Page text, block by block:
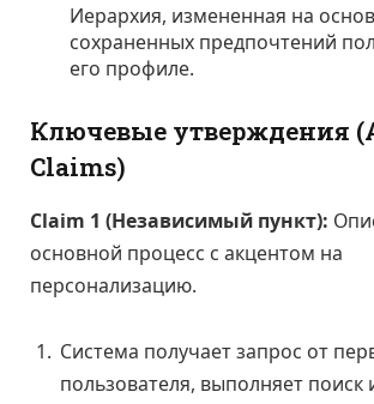
Иерархия, измененная на
сохраненных предпочтений
его профиле.
Ключевые утверждения
Claims)
Claim 1 (Независимый пункт):
основной процесс с акцентом на
персонализацию.
Система получает запрос от
пользователя, выполняет поиск